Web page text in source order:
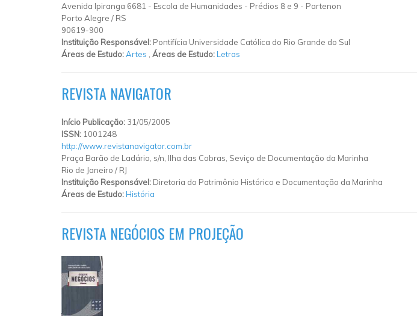
Avenida Ipiranga 6681 - Escola de Humanidades - Prédios 8 e 9 - Partenon
Porto Alegre / RS
90619-900
Instituição Responsável: Pontifícia Universidade Católica do Rio Grande do Sul
Áreas de Estudo:Artes Áreas de Estudo:Letras
REVISTA NAVIGATOR
Início Publicação: 31/05/2005
ISSN: 1001248
http://www.revistanavigator.com.br
Praça Barão de Ladário, s/n, Ilha das Cobras, Seviço de Documentação da Marinha
Rio de Janeiro / RJ
Instituição Responsável: Diretoria do Patrimônio Histórico e Documentação da Marinha
Áreas de Estudo:História
REVISTA NEGÓCIOS EM PROJEÇÃO